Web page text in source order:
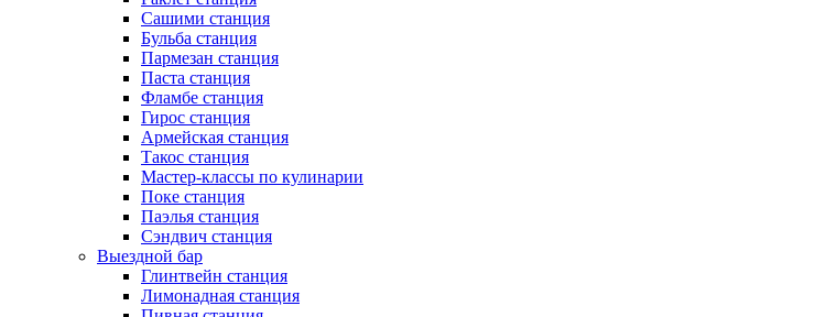
Сашими станция
Бульба станция
Пармезан станция
Паста станция
Фламбе станция
Гирос станция
Армейская станция
Такос станция
Мастер-классы по кулинарии
Поке станция
Паэлья станция
Сэндвич станция
Выездной бар
Глинтвейн станция
Лимонадная станция